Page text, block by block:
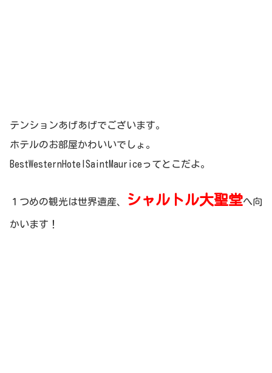
テンションあげあげでございます。
ホテルのお部屋かわいいでしょ。
BestWesternHotelSaintMauriceってとこだよ。
１つめの観光は世界遺産、 シャルトル大聖堂へ向
かいます！